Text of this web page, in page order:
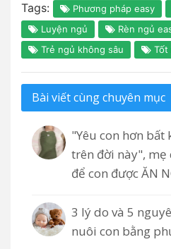
Tags: Phương pháp easy
Luyện ngủ
Rèn ngủ
Trẻ ngủ không sâu
Tốt
Bài viết cùng chuyên mục
"Yêu con hơn
trên đời này", mẹ
để con được ĂN
3 lý do và 5
nuôi con bằng